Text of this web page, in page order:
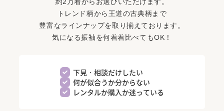
トレンド柄から王道の古典柄まで
豊富なラインナップを取り揃えております。
気になる振袖を何着着比べてもOK！
下見・相談だけしたい
何が似合うか分からない
レンタルか購入か迷っている